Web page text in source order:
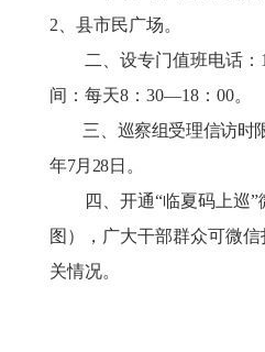
2、县市民广场。
二、设专门值班电话 ：
间 ： 每天8 ： 30—18 ： 00。
三、巡察组受理信访时
年7月 28日。
四、开通“临夏码上巡
图），广大干部群众可微
关情况。